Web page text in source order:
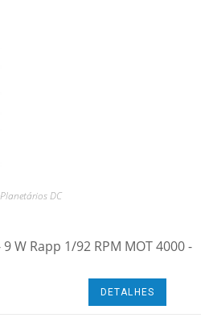
DC
W Rapp 1/92 RPM MOT 4000 -
DETALHES